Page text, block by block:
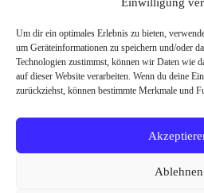
Um dir ein optimales Erlebnis zu bieten,
um Geräteinformationen zu speichern und/oder
Technologien zustimmst, können wir Daten wie
auf dieser Website verarbeiten. Wenn du deine
zurückziehst, können bestimmte Merkmale und
Ablehnen
microsoft copilot beratung
microsoft 365 copilot berater
ki
copilot for